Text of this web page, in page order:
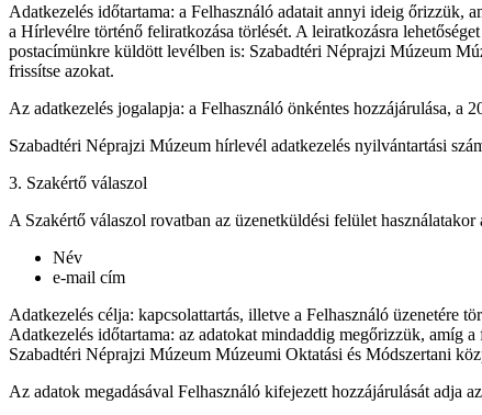
Adatkezelés időtartama: a Felhasználó adatait annyi ideig őrizzük,
a Hírlevélre történő feliratkozása törlését. A leiratkozásra
postacímünkre küldött levélben is: Szabadtéri Néprajzi Múzeum
frissítse azokat.
Az adatkezelés jogalapja: a Felhasználó önkéntes hozzájárulása, a
Szabadtéri Néprajzi Múzeum hírlevél adatkezelés nyilvántartási
3. Szakértő válaszol
A Szakértő válaszol rovatban az üzenetküldési felület
Név
e-mail cím
Adatkezelés célja: kapcsolattartás, illetve a Felhasználó üzenetére
Adatkezelés időtartama: az adatokat mindaddig megőrizzük, amíg
Szabadtéri Néprajzi Múzeum Múzeumi Oktatási és Módszertani
Az adatok megadásával Felhasználó kifejezett hozzájárulását adja